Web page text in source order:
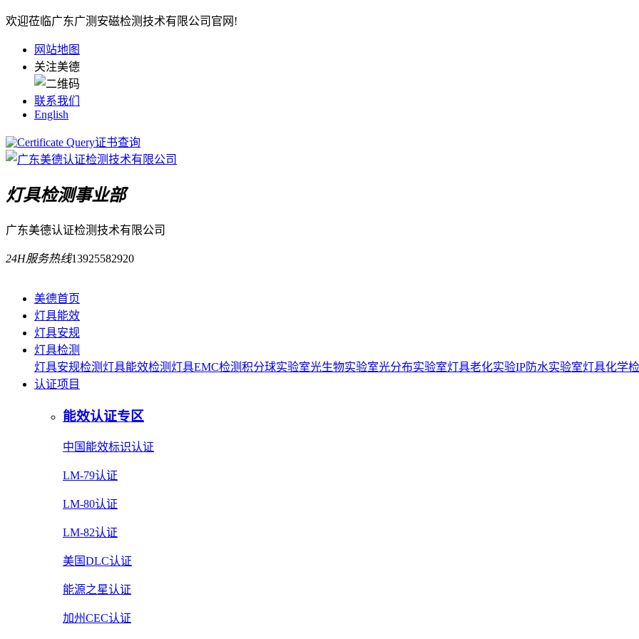
欢迎莅临广东广测安磁检测技术有限公司官网!
网站地图
关注美德
联系我们
English
证书查询
灯具检测事业部
广东美德认证检测技术有限公司
24H服务热线13925582920
美德首页
灯具能效
灯具安规
灯具检测
灯具安规检测 灯具能效检测 灯具EMC检测积分球实验室光生物实验室光分布实验室灯具老化实验IP防水实验室灯具化学
认证项目
能效认证专区
中国能效标识认证
LM-79认证
LM-80认证
LM-82认证
美国DLC认证
能源之星认证
加州CEC认证